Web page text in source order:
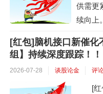
和外资
冲击结
供需更
续向上
持续上
17~20
C价格
之后
[红包]脑机接口新催化
组】持续深度跟踪！！
2026-07-28 谈股论金 评
[